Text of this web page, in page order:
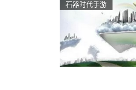
石器时代手游